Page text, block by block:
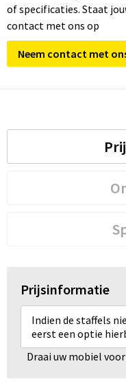
of specificaties. Staat
contact met ons op
Neem contact met
Prijsinformatie
Indien de staffels
eerst een optie
Draai uw mobiel